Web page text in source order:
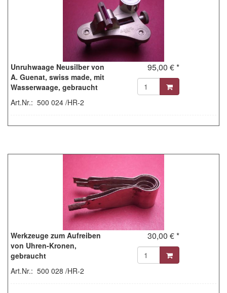
Unruhwaage Neusilber von
A. Guenat, swiss made, mit
Wasserwaage, gebraucht
Art.Nr.: 500 024 /HR-2
95,00 € *
Werkzeuge zum Aufreiben
von Uhren-Kronen,
gebraucht
Art.Nr.: 500 028 /HR-2
30,00 € *